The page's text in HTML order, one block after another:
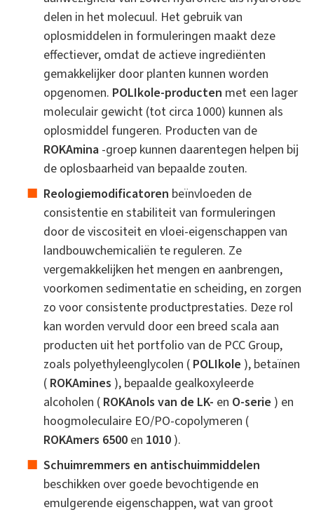
delen in het molecuul. Het gebruik van
oplosmiddelen in formuleringen maakt deze
effectiever, omdat de actieve ingrediënten
gemakkelijker door planten kunnen worden
opgenomen. POLIkole-producten met een lager
moleculair gewicht (tot circa 1000) kunnen als
oplosmiddel fungeren. Producten van de
ROKAmina-groep kunnen daarentegen helpen bij
de oplosbaarheid van bepaalde zouten.
Reologiemodificatoren beïnvloeden de
consistentie en stabiliteit van formuleringen
door de viscositeit en vloei-eigenschappen van
landbouwchemicaliën te reguleren. Ze
vergemakkelijken het mengen en aanbrengen,
voorkomen sedimentatie en scheiding, en zorgen
zo voor consistente productprestaties. Deze rol
kan worden vervuld door een breed scala aan
producten uit het portfolio van de PCC Group,
zoals polyethyleenglycolen ( POLIkole ), betaïnen
( ROKAmines ), bepaalde gealkoxyleerde
alcoholen ( ROKAnols van de LK- en O-serie ) en
hoogmoleculaire EO/PO-copolymeren (
ROKAmers 6500en 1010).
Schuimremmers en antischuimmiddelen
beschikken over goede bevochtigende en
emulgerende eigenschappen, wat van groot